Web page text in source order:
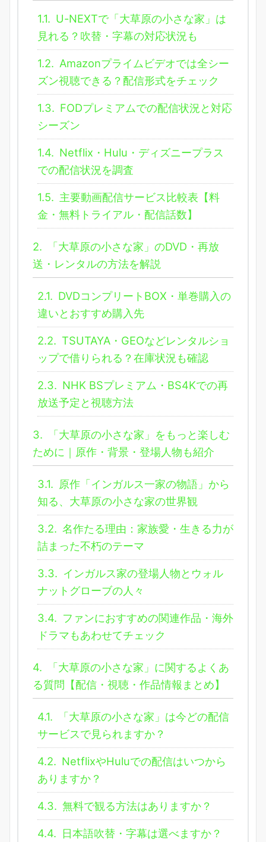
1.1. U-NEXTで「大草原の小さな家」は
見れる？吹替・字幕の対応状況も
1.2. Amazonプライムビデオでは全シー
ズン視聴できる？配信形式をチェック
1.3. FODプレミアムでの配信状況と対応
シーズン
1.4. Netflix・Hulu・ディズニープラス
での配信状況を調査
1.5. 主要動画配信サービス比較表【料
金・無料トライアル・配信話数】
2.
「大草原の小さな家」のDVD・再放
送・レンタルの方法を解説
2.1. DVDコンプリートBOX・単巻購入の
違いとおすすめ購入先
2.2. TSUTAYA・GEOなどレンタルショ
ップで借りられる？在庫状況も確認
2.3. NHK BSプレミアム・BS4Kでの再
放送予定と視聴方法
3.
「大草原の小さな家」をもっと楽しむ
ために｜原作・背景・登場人物も紹介
3.1. 原作「インガルス一家の物語」から
知る、大草原の小さな家の世界観
3.2. 名作たる理由：家族愛・生きる力が
詰まった不朽のテーマ
3.3. インガルス家の登場人物とウォル
ナットグローブの人々
3.4. ファンにおすすめの関連作品・海外
ドラマもあわせてチェック
4.
「大草原の小さな家」に関するよくあ
る質問【配信・視聴・作品情報まとめ】
4.1.
「大草原の小さな家」は今どの配信
サービスで見られますか？
4.2. NetflixやHuluでの配信はいつから
ありますか？
4.3. 無料で観る方法はありますか？
4.4. 日本語吹替・字幕は選べますか？